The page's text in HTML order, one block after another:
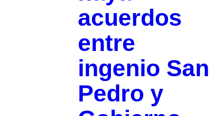
acuerdos
entre
ingenio San
Pedro y